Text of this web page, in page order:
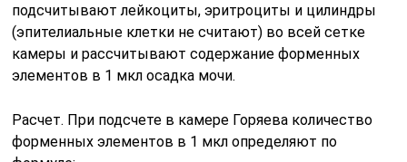
подсчитывают лейкоциты, эритроциты и цилиндры
(эпителиальные клетки не считают) во всей сетке
камеры и рассчитывают содержание форменных
элементов в 1 мкл осадка мочи.
Расчет. При подсчете в камере Горяева количество
форменных элементов в 1 мкл определяют по